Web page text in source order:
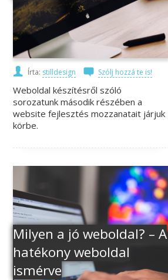
Írta: stilldesign Szólj hozzá te is!
Weboldal készítésről szóló
sorozatunk második részében a
website fejlesztés mozzanatait járjuk
körbe.
Milyen a jó weboldal? – A
hatékony weboldal
ismérve